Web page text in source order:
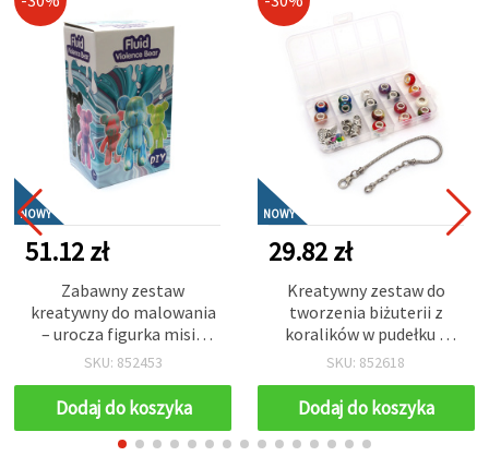
NOWY
51.12 zł
Zabawny zestaw
kreatywny do malowania
– urocza figurka misia
22x13 mm z 3 kolorami
DIY dla dzieci, hobby i
rękodzieło EM ART
SKU: 852453
Dodaj do koszyka
NOWY
29.82 zł
Kreatywny zestaw do
tworzenia biżuterii z
koralików w pudełku z
metalową bransoletką
różne kształty i kolory DIY
rękodzieło
SKU: 852618
Dodaj do koszyka